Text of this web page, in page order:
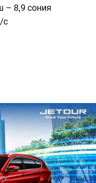
– 8,9 сония
с